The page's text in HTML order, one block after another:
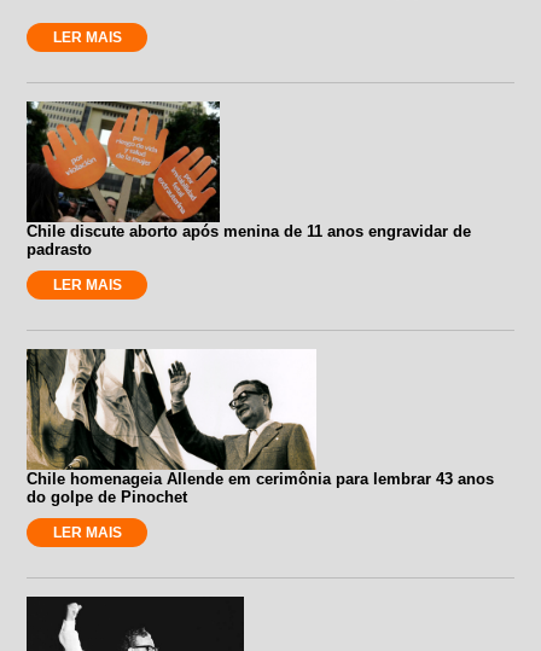
LER MAIS
Chile discute aborto após menina de 11 anos engravidar de
padrasto
LER MAIS
Chile homenageia Allende em cerimônia para lembrar 43 anos
do golpe de Pinochet
LER MAIS